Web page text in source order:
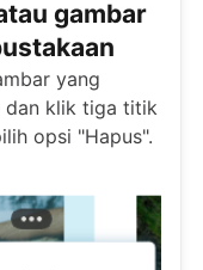
gambar
yang
dan klik tiga titik
opsi "Hapus".